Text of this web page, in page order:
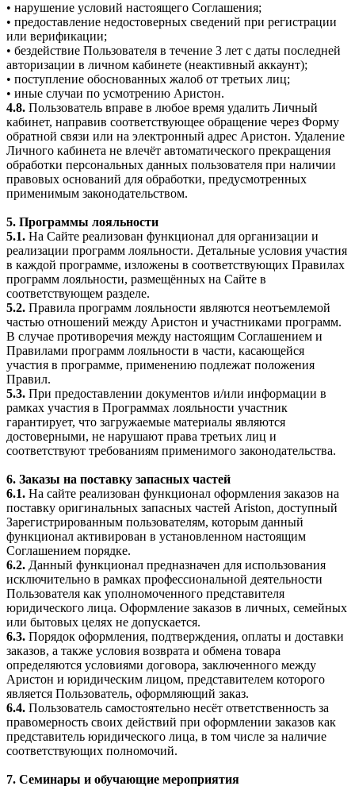
• нарушение условий настоящего Соглашения;
• предоставление недостоверных сведений при регистрации
или верификации;
• бездействие Пользователя в течение 3 лет с даты последней
авторизации в личном кабинете (неактивный аккаунт);
• поступление обоснованных жалоб от третьих лиц;
• иные случаи по усмотрению Аристон.
4.8. Пользователь вправе в любое время удалить Личный
кабинет, направив соответствующее обращение через Форму
обратной связи или на электронный адрес Аристон. Удаление
Личного кабинета не влечёт автоматического прекращения
обработки персональных данных пользователя при наличии
правовых оснований для обработки, предусмотренных
применимым законодательством.
5. Программы лояльности
5.1. На Сайте реализован функционал для организации и
реализации программ лояльности. Детальные условия участия
в каждой программе, изложены в соответствующих Правилах
программ лояльности, размещённых на Сайте в
соответствующем разделе.
5.2. Правила программ лояльности являются неотъемлемой
частью отношений между Аристон и участниками программ.
В случае противоречия между настоящим Соглашением и
Правилами программ лояльности в части, касающейся
участия в программе, применению подлежат положения
Правил.
5.3. При предоставлении документов и/или информации в
рамках участия в Программах лояльности участник
гарантирует, что загружаемые материалы являются
достоверными, не нарушают права третьих лиц и
соответствуют требованиям применимого законодательства.
6. Заказы на поставку запасных частей
6.1. На сайте реализован функционал оформления заказов на
поставку оригинальных запасных частей Ariston, доступный
Зарегистрированным пользователям, которым данный
функционал активирован в установленном настоящим
Соглашением порядке.
6.2. Данный функционал предназначен для использования
исключительно в рамках профессиональной деятельности
Пользователя как уполномоченного представителя
юридического лица. Оформление заказов в личных, семейных
или бытовых целях не допускается.
6.3. Порядок оформления, подтверждения, оплаты и доставки
заказов, а также условия возврата и обмена товара
определяются условиями договора, заключенного между
Аристон и юридическим лицом, представителем которого
является Пользователь, оформляющий заказ.
6.4. Пользователь самостоятельно несёт ответственность за
правомерность своих действий при оформлении заказов как
представитель юридического лица, в том числе за наличие
соответствующих полномочий.
7. Семинары и обучающие мероприятия